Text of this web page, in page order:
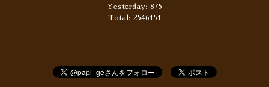
Yesterday: 875
Total: 2546151